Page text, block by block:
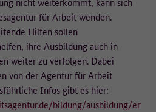
für Arbeit wenden.
Hilfen sollen
ihre Ausbildung auch in
weiter zu verfolgen. Dabei
von der Agentur für Arbeit
Infos gibt es hier:
bildung/ausbildung/